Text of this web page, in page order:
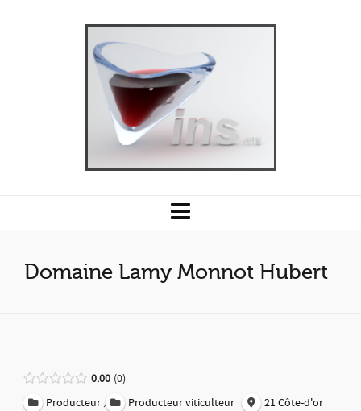
Domaine Lamy Monnot Hubert
0.00 0
Producteur , Producteur viticulteur 21 Côte-d'or